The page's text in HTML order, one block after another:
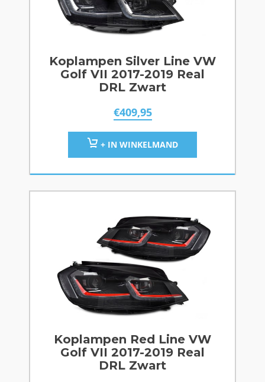
Koplampen Silver Line VW
Golf VII 2017-2019 Real
DRL Zwart
€409,95
+ IN WINKELMAND
Koplampen Red Line VW
Golf VII 2017-2019 Real
DRL Zwart